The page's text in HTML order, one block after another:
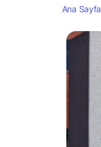
Ana Sayfa